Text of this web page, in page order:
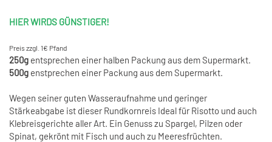
HIER WIRDS GÜNSTIGER!
Preis zzgl. 1€ Pfand
250g entsprechen einer halben Packung aus dem Supermarkt.
500g enstprechen einer Packung aus dem Supermarkt.
Wegen seiner guten Wasseraufnahme und geringer
Stärkeabgabe ist dieser Rundkornreis Ideal für Risotto und auch
Klebreisgerichte aller Art. Ein Genuss zu Spargel, Pilzen oder
Spinat, gekrönt mit Fisch und auch zu Meeresfrüchten.